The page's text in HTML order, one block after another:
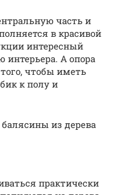
часть и
в красивой
интересный
интерьера. А опора
чтобы иметь
к полу и
из дерева
практически